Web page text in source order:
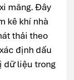
măng. Đây
kê khí nhà
thải theo
định dấu
dữ liệu trong